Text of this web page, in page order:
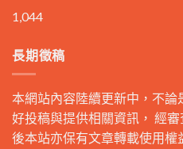
1,044
長期徵稿
本網站內容陸續更新中，不
好投稿與提供相關資訊， 經
後本站亦保有文章轉載使用權